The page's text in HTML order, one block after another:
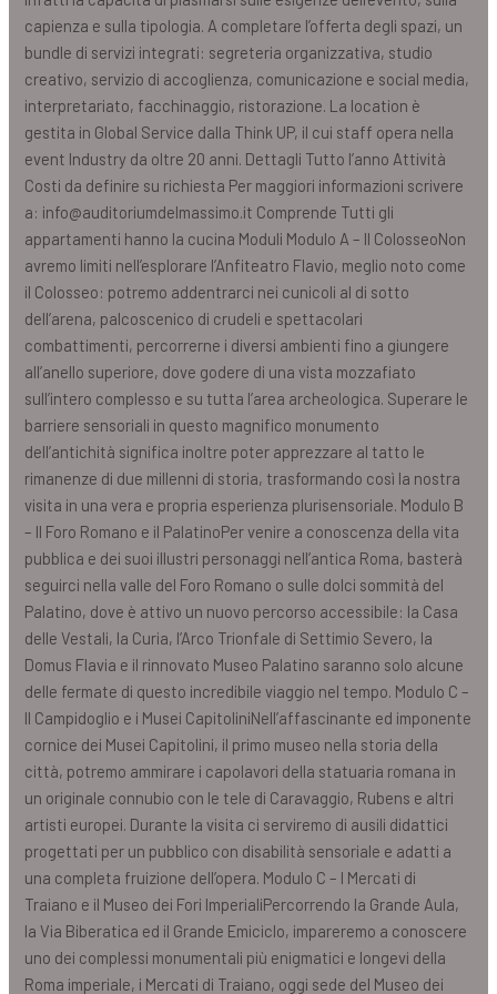
capienza e sulla tipologia. A completare l’offerta degli spazi, un
bundle di servizi integrati: segreteria organizzativa, studio
creativo, servizio di accoglienza, comunicazione e social media,
interpretariato, facchinaggio, ristorazione. La location è
gestita in Global Service dalla Think UP, il cui staff opera nella
event Industry da oltre 20 anni. Dettagli Tutto l’anno Attività
Costi da definire su richiesta Per maggiori informazioni scrivere
a: info@auditoriumdelmassimo.it Comprende Tutti gli
appartamenti hanno la cucina Moduli Modulo A – Il ColosseoNon
avremo limiti nell’esplorare l’Anfiteatro Flavio, meglio noto come
il Colosseo: potremo addentrarci nei cunicoli al di sotto
dell’arena, palcoscenico di crudeli e spettacolari
combattimenti, percorrerne i diversi ambienti fino a giungere
all’anello superiore, dove godere di una vista mozzafiato
sull’intero complesso e su tutta l’area archeologica. Superare le
barriere sensoriali in questo magnifico monumento
dell’antichità significa inoltre poter apprezzare al tatto le
rimanenze di due millenni di storia, trasformando così la nostra
visita in una vera e propria esperienza plurisensoriale. Modulo B
– Il Foro Romano e il PalatinoPer venire a conoscenza della vita
pubblica e dei suoi illustri personaggi nell’antica Roma, basterà
seguirci nella valle del Foro Romano o sulle dolci sommità del
Palatino, dove è attivo un nuovo percorso accessibile: la Casa
delle Vestali, la Curia, l’Arco Trionfale di Settimio Severo, la
Domus Flavia e il rinnovato Museo Palatino saranno solo alcune
delle fermate di questo incredibile viaggio nel tempo. Modulo C –
Il Campidoglio e i Musei CapitoliniNell’affascinante ed imponente
cornice dei Musei Capitolini, il primo museo nella storia della
città, potremo ammirare i capolavori della statuaria romana in
un originale connubio con le tele di Caravaggio, Rubens e altri
artisti europei. Durante la visita ci serviremo di ausili didattici
progettati per un pubblico con disabilità sensoriale e adatti a
una completa fruizione dell’opera. Modulo C – I Mercati di
Traiano e il Museo dei Fori ImperialiPercorrendo la Grande Aula,
la Via Biberatica ed il Grande Emiciclo, impareremo a conoscere
uno dei complessi monumentali più enigmatici e longevi della
Roma imperiale, i Mercati di Traiano, oggi sede del Museo dei